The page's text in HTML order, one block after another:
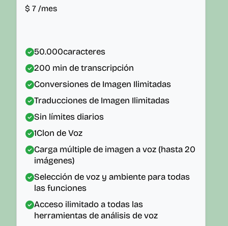
$ 7 /mes
50.000caracteres
200 min de transcripción
Conversiones de Imagen Ilimitadas
Traducciones de Imagen Ilimitadas
Sin límites diarios
1Clon de Voz
Carga múltiple de imagen a voz (hasta 20
imágenes)
Selección de voz y ambiente para todas
las funciones
Acceso ilimitado a todas las
herramientas de análisis de voz